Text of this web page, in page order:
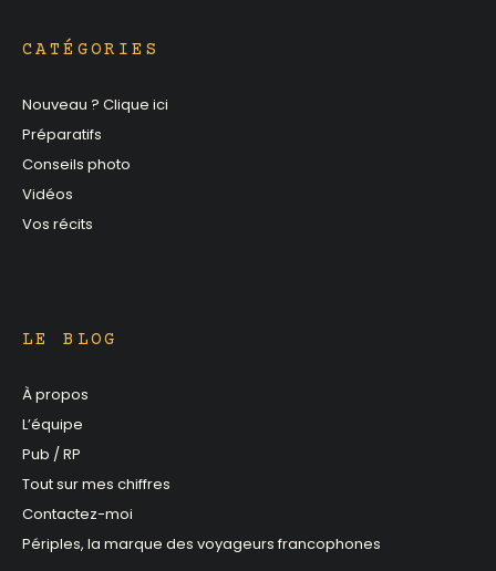
CATÉGORIES
Nouveau ? Clique ici
Préparatifs
Conseils photo
Vidéos
Vos récits
LE BLOG
À propos
L’équipe
Pub / RP
Tout sur mes chiffres
Contactez-moi
Périples, la marque des voyageurs francophones